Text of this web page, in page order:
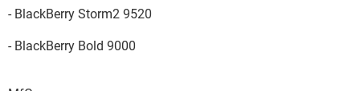
- BlackBerry Storm2 9520
- BlackBerry Bold 9000